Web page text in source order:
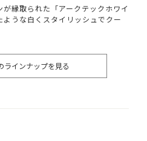
縁取られた「アークテックホワイ
ような白くスタイリッシュでクー
ラインナップを見る